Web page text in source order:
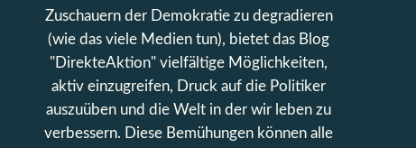
Zuschauern der Demokratie zu degradieren
(wie das viele Medien tun), bietet das Blog
"DirekteAktion" vielfältige Möglichkeiten,
aktiv einzugreifen, Druck auf die Politiker
auszuüben und die Welt in der wir leben zu
verbessern. Diese Bemühungen können alle